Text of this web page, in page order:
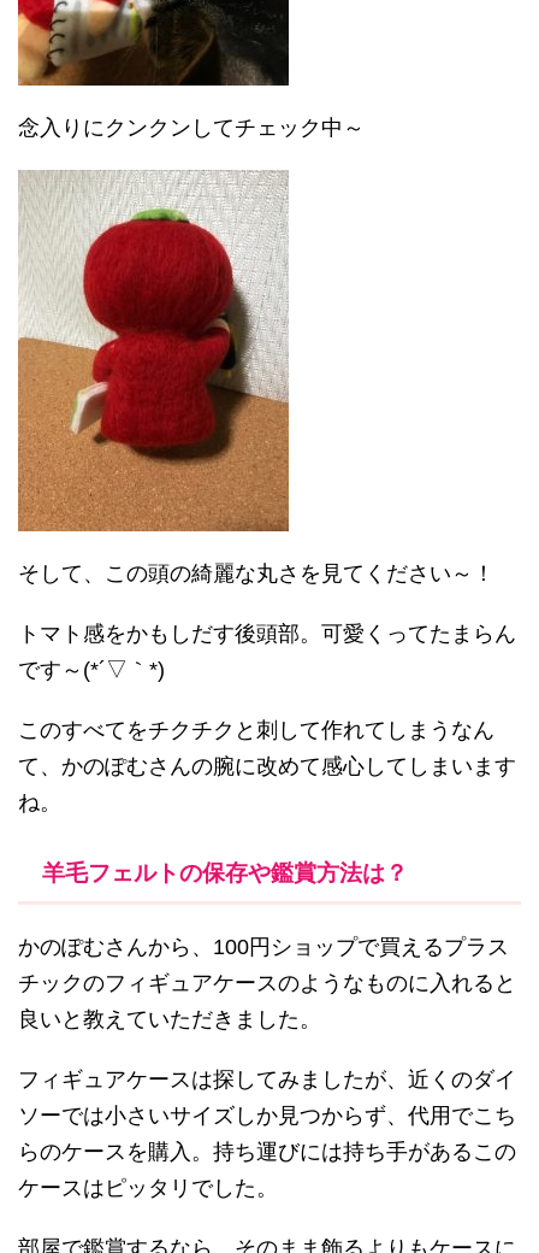
念入りにクンクンしてチェック中～
そして、この頭の綺麗な丸さを見てください～！
トマト感をかもしだす後頭部。可愛くってたまらん
です～(*´▽｀*)
このすべてをチクチクと刺して作れてしまうなん
て、かのぽむさんの腕に改めて感心してしまいます
ね。
羊毛フェルトの保存や鑑賞方法は？
かのぽむさんから、100円ショップで買えるプラス
チックのフィギュアケースのようなものに入れると
良いと教えていただきました。
フィギュアケースは探してみましたが、近くのダイ
ソーでは小さいサイズしか見つからず、代用でこち
らのケースを購入。持ち運びには持ち手があるこの
ケースはピッタリでした。
部屋で鑑賞するなら、そのまま飾るよりもケースに